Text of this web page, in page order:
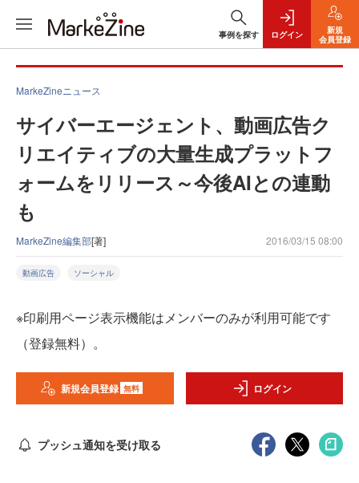
事例を探す ログイン
新規
会員登録
MarkeZineニュース
サイバーエージェント、動画広告ク
リエイティブの大量生成プラットフ
ォームをリリース～今後AIとの連動
も
MarkeZine編集部[著] 2016/03/15 08:00
動画広告 ソーシャル
※印刷用ページ表示機能はメンバーのみが利用可能です
（登録無料）。
新規会員登録 無料 ログイン
プッシュ通知を受け取る